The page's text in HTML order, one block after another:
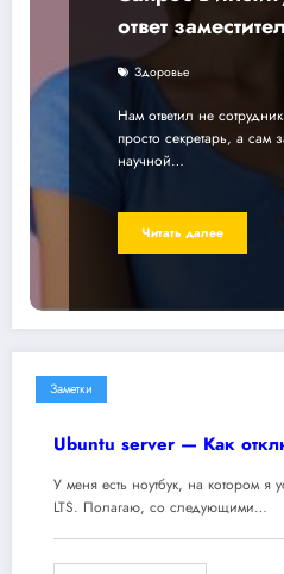
ответ
Здоровье
Нам ответил не
просто секретарь, а сам
научной…
Читать далее
Заметки
Ubuntu server — Как
У меня есть ноутбук, на котором я
LTS. Полагаю, со следующими…